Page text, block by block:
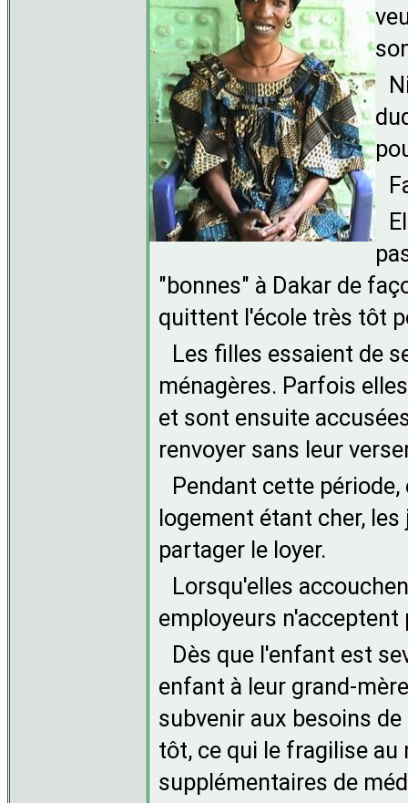
"bonnes" à Dakar de
quittent l'école très tôt
Les filles essaient de
ménagères. Parfois
et sont ensuite
renvoyer sans leur
Pendant cette
logement étant cher,
partager le loyer.
Lorsqu'elles
employeurs n'acceptent
Dès que l'enfant est
enfant à leur grand-
subvenir aux besoins
tôt, ce qui le fragilise au
supplémentaires de